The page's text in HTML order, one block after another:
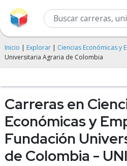
Inicio | Explorar | Ciencias Económicas y
Universitaria Agraria de Colombia
Carreras en
Económicas y
Fundación
de Colombia -